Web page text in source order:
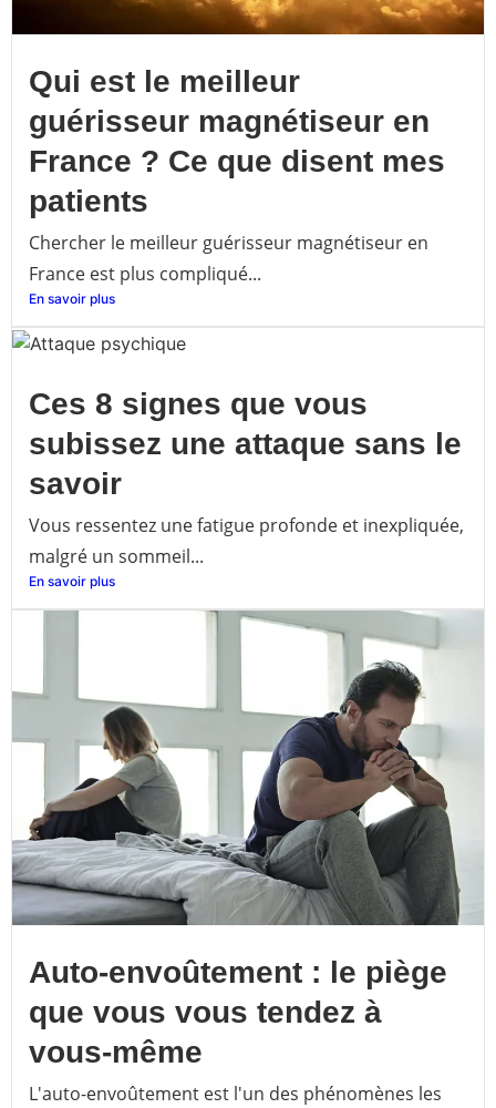
Qui est le meilleur
guérisseur magnétiseur en
France ? Ce que disent mes
patients
Chercher le meilleur guérisseur magnétiseur en
France est plus compliqué...
En savoir plus
Ces 8 signes que vous
subissez une attaque sans le
savoir
Vous ressentez une fatigue profonde et inexpliquée,
malgré un sommeil...
En savoir plus
Auto-envoûtement : le piège
que vous vous tendez à
vous-même
L'auto-envoûtement est l'un des phénomènes les